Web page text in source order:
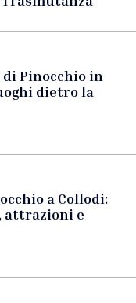
Pinocchio in
dietro la
a Collodi:
attrazioni e